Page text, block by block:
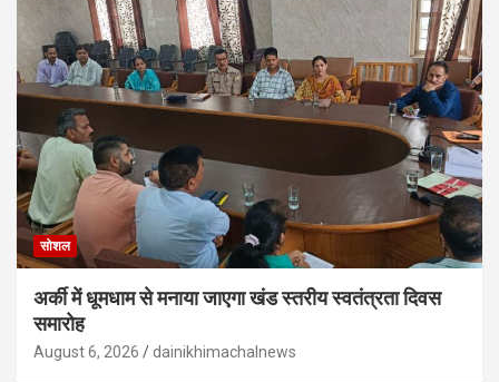
सोशल
अर्की में धूमधाम से मनाया जाएगा खंड स्तरीय स्वतंत्रता दिवस
समारोह
August 6, 2026 dainikhimachalnews